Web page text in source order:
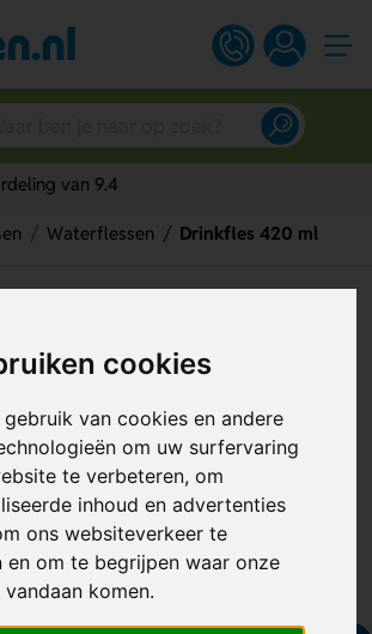
cookies
gebruik van cookies en andere
om uw surfervaring
te verbeteren, om
inhoud en advertenties
ons websiteverkeer te
en om te begrijpen waar onze
komen.
Gratis digitaal ontwerp
Waterflessen Drinkfles 420 ml
111449